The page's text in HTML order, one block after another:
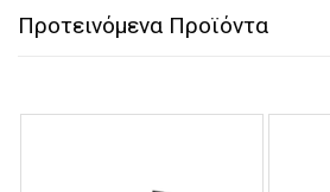
Προτεινόμενα Προϊόντα